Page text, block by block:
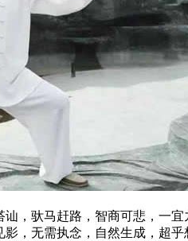
驮马赶路，智商可悲，一宜
无需执念，自然生成，超乎